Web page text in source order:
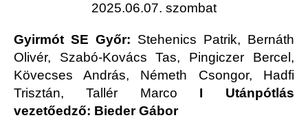
2025.06.07. szombat
Gyirmót SE Győr: Stehenics Patrik, Bernáth
Olivér, Szabó-Kovács Tas, Pingiczer Bercel,
Kövecses András, Németh Csongor, Hadfi
Trisztán, Tallér Marco I Utánpótlás
vezetőedző: Bieder Gábor